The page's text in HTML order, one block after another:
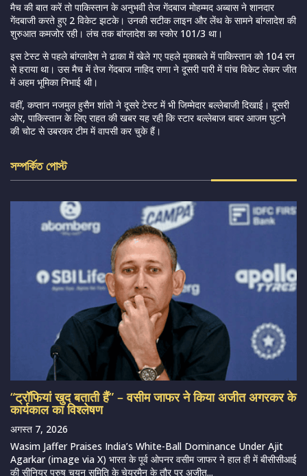
मैच की बात करें तो पाकिस्तान के अनुभवी तेज गेंदबाज मोहम्मद अब्बास ने शानदार
गेंदबाजी करते हुए 2 विकेट झटके। उनकी सटीक लाइन और लेंथ के सामने बांग्लादेश की
शुरुआत कमजोर रही। लंच तक बांग्लादेश का स्कोर 101/3 था।
इस टेस्ट से पहले बांग्लादेश ने ढाका में खेले गए पहले मुकाबले में पाकिस्तान को 104 रन
से हराया था। उस मैच में तेज गेंदबाज नाहिद राणा ने दूसरी पारी में पांच विकेट लेकर जीत
में अहम भूमिका निभाई थी।
वहीं, कप्तान नजमुल हुसैन शांतो ने दूसरे टेस्ट में भी जिम्मेदार बल्लेबाजी दिखाई। दूसरी
ओर, पाकिस्तान के लिए राहत की खबर यह रही कि स्टार बल्लेबाज बाबर आजम घुटने
की चोट से उबरकर टीम में वापसी कर चुके हैं।
সম্পর্কিত পোস্ট
“ट्रॉफियां खुद बताती हैं” – वसीम जाफर ने किया अजीत अगरकर के
कार्यकाल का विश्लेषण
अगस्त 7, 2026
Wasim Jaffer Praises India’s White-Ball Dominance Under Ajit
Agarkar (image via X) भारत के पूर्व ओपनर वसीम जाफर ने हाल ही में बीसीसीआई
की सीनियर पुरुष चयन समिति के चेयरमैन के तौर पर अजीत...